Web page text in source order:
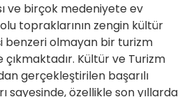
ve birçok medeniyete ev
topraklarının zengin kültür
benzeri olmayan bir turizm
Kültür ve Turizm
gerçekleştirilen başarılı
sayesinde, özellikle son yıllarda